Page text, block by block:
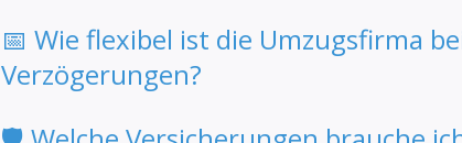
📅 Wie flexibel ist die Umzugsfirma
Verzögerungen?